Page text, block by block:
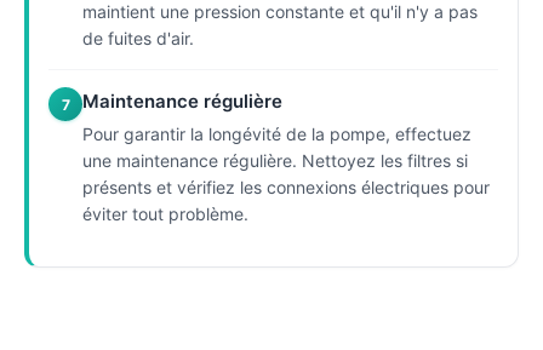
maintient une pression constante et qu'il n'y a pas
de fuites d'air.
7 Maintenance régulière
Pour garantir la longévité de la pompe, effectuez
une maintenance régulière. Nettoyez les filtres si
présents et vérifiez les connexions électriques pour
éviter tout problème.